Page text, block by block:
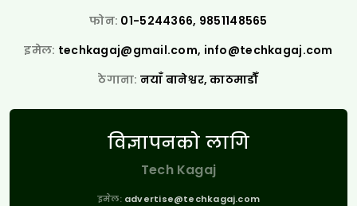
फोन: 01-5244366, 9851148565
इमेल: techkagaj@gmail.com, info@techkagaj.com
ठेगाना: नयाँ बानेश्वर, काठमाडौँ
विज्ञापनको लागि
Tech Kagaj
इमेल: advertise@techkagaj.com